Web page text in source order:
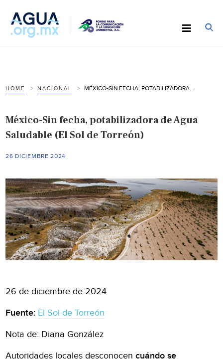
HOME NACIONAL
México-Sin fecha, potabilizadora de Agua
Saludable (El Sol de Torreón)
26 DICIEMBRE 2024
26 de diciembre de 2024
Fuente: El Sol de Torreón
Nota de: Diana González
Autoridades locales desconocencuándo se